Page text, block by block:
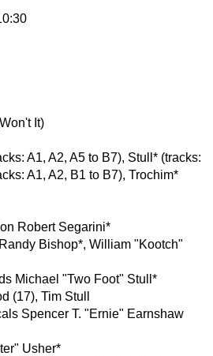
It)
A1, A2, A5 to B7), Stull* (tracks:
A1, A2, B1 to B7), Trochim*
Robert Segarini*
Bishop*, William "Kootch"
Michael "Two Foot" Stull*
(17), Tim Stull
Spencer T. "Ernie" Earnshaw
Usher*